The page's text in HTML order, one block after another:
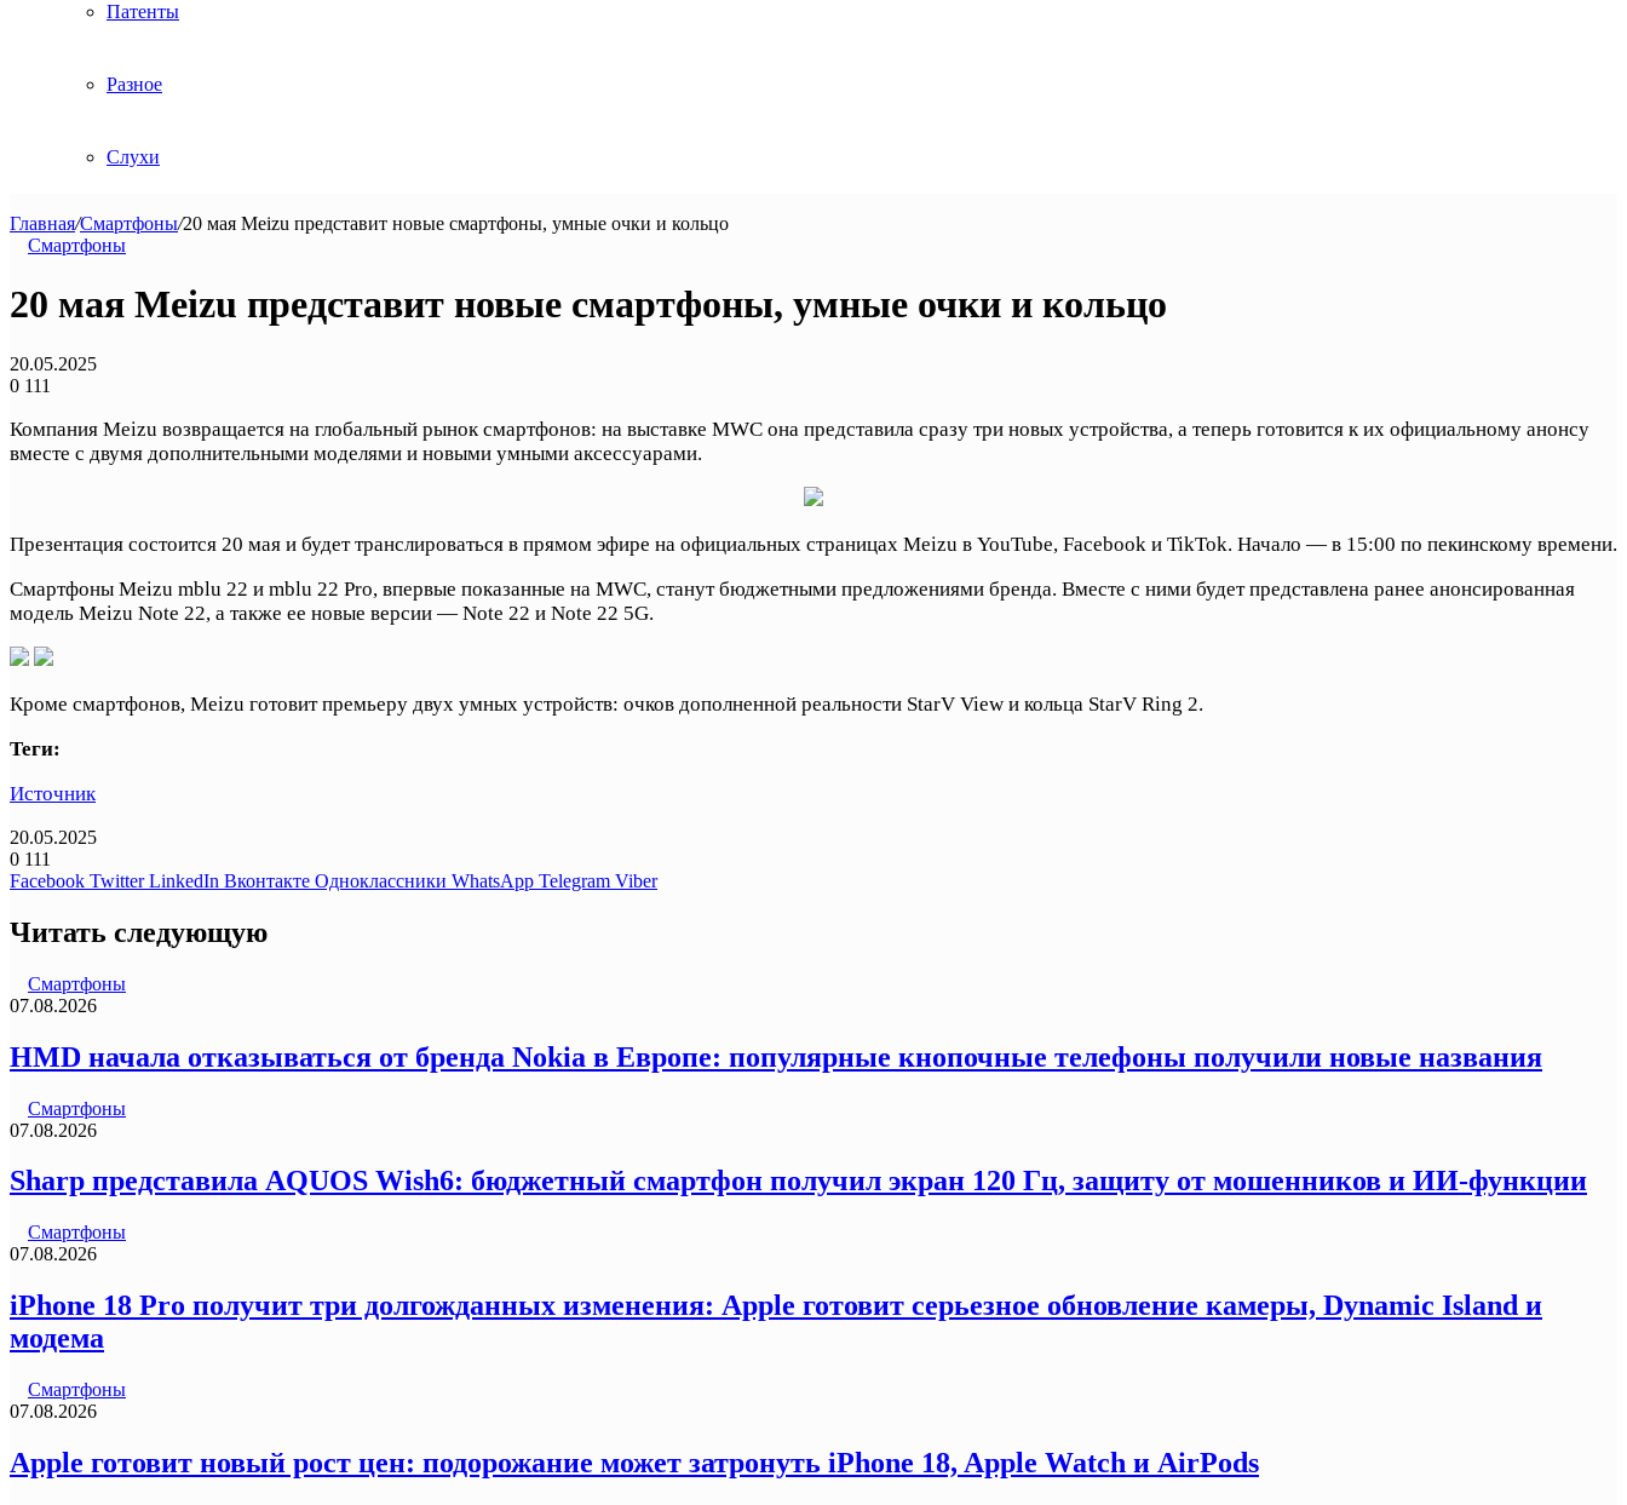
Патенты
Разное
Слухи
Главная/Смартфоны/20 мая Meizu представит новые смартфоны, умные очки и кольцо
Смартфоны
20 мая Meizu представит новые смартфоны, умные очки и кольцо
20.05.2025
0 111
Компания Meizu возвращается на глобальный рынок смартфонов: на выставке MWC она представила сразу три новых устройства, а теперь готовится к их официальному анонсу
вместе с двумя дополнительными моделями и новыми умными аксессуарами.
Презентация состоится 20 мая и будет транслироваться в прямом эфире на официальных страницах Meizu в YouTube, Facebook и TikTok. Начало — в 15:00 по пекинскому времени.
Смартфоны Meizu mblu 22 и mblu 22 Pro, впервые показанные на MWC, станут бюджетными предложениями бренда. Вместе с ними будет представлена ранее анонсированная
модель Meizu Note 22, а также ее новые версии — Note 22 и Note 22 5G.
Кроме смартфонов, Meizu готовит премьеру двух умных устройств: очков дополненной реальности StarV View и кольца StarV Ring 2.
Теги:
Источник
20.05.2025
0 111
Facebook Twitter LinkedIn Вконтакте Одноклассники WhatsApp Telegram Viber
Читать следующую
Смартфоны
07.08.2026
HMD начала отказываться от бренда Nokia в Европе: популярные кнопочные телефоны получили новые названия
Смартфоны
07.08.2026
Sharp представила AQUOS Wish6: бюджетный смартфон получил экран 120 Гц, защиту от мошенников и ИИ-функции
Смартфоны
07.08.2026
iPhone 18 Pro получит три долгожданных изменения: Apple готовит серьезное обновление камеры, Dynamic Island и
модема
Смартфоны
07.08.2026
Apple готовит новый рост цен: подорожание может затронуть iPhone 18, Apple Watch и AirPods